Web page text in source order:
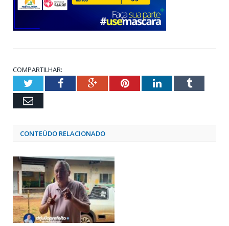
COMPARTILHAR:
TwitterFacebookGoogle+PinterestLinkedInTumblr
Email
CONTEÚDO RELACIONADO